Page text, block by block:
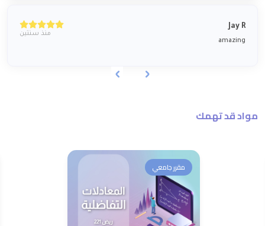
Jay R
amazing
منذ سنتين
مواد قد تهمك
مقرر جامعي